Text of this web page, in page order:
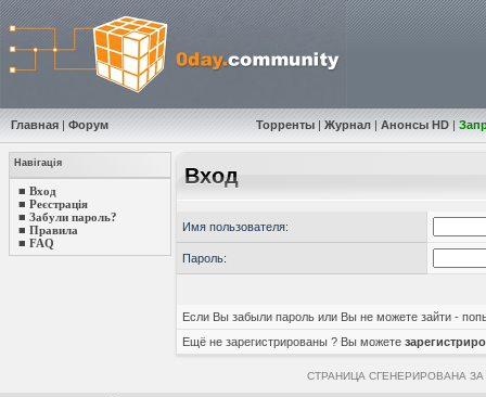
Главная | Форум Торренты |Журнал |Анонсы HD |
Навігація
■ Вход
■ Реєстрація
■ Забули пароль?
■ Правила
■ FAQ
Вход
Имя пользователя:
Пароль:
Если Вы забыли пароль или Вы не можете зайти -
Ещё не зарегистрированы ? Вы можете
СТРАНИЦА СГЕНЕРИРОВАНА